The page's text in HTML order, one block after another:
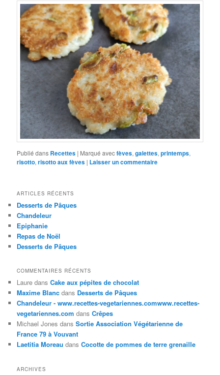
Publié dans Recettes | Marqué avecfèves,galettes,printemps,
risotto,risotto aux fèves | Laisser un commentaire
ARTICLES RÉCENTS
Desserts de Pâques
Chandeleur
Epiphanie
Repas de Noël
Desserts de Pâques
COMMENTAIRES RÉCENTS
Laure dansCake aux pépites de chocolat
Maxime Blanc dans Desserts de Pâques
Chandeleur - www.recettes-vegetariennes.comwww.recettes-
vegetariennes.com dansCrêpes
Michael Jones dansSortie Association Végétarienne de
France 79 à Vouvant
Laetitia Moreau dansCocotte de pommes de terre grenaille
ARCHIVES